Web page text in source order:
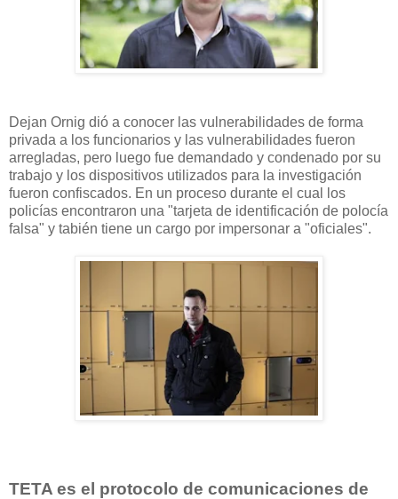
Dejan Ornig dió a conocer las vulnerabilidades de forma
privada a los funcionarios y las vulnerabilidades fueron
arregladas, pero luego fue demandado y condenado por su
trabajo y los dispositivos utilizados para la investigación
fueron confiscados. En un proceso durante el cual los
policías encontraron una "tarjeta de identificación de polocía
falsa" y tabién tiene un cargo por impersonar a "oficiales".
TETA es el protocolo de comunicaciones de